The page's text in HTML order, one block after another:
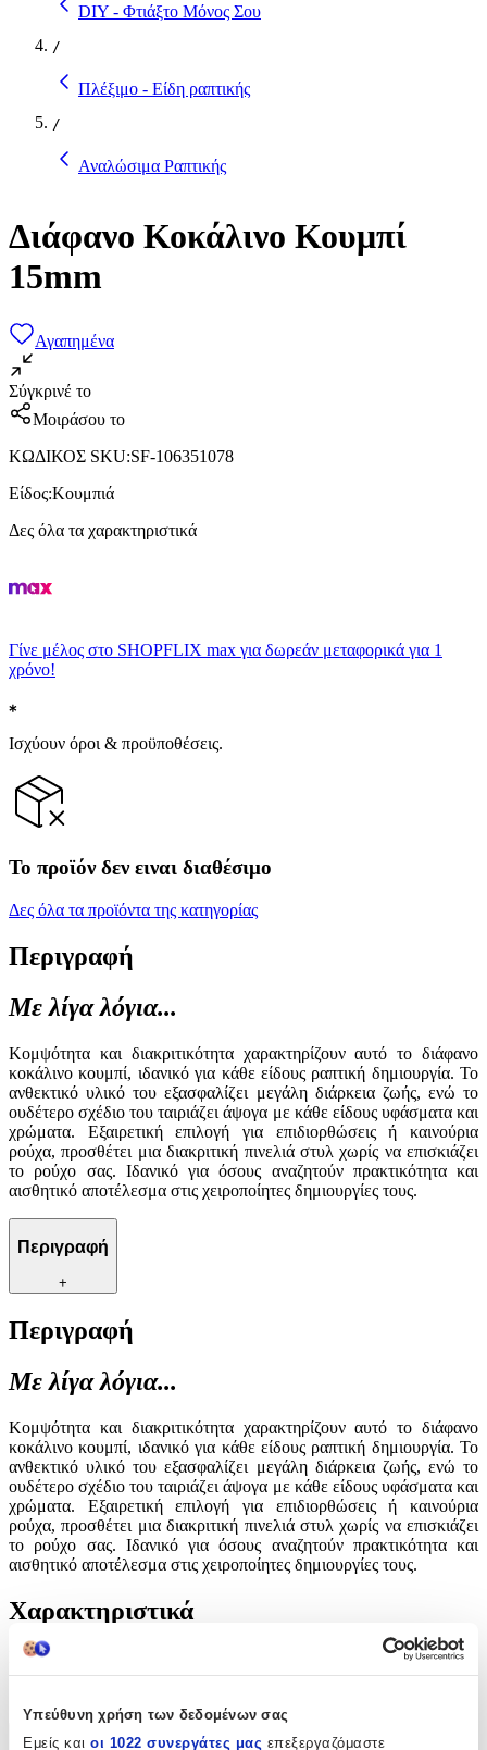
Υπεύθυνη χρήση των δεδομένων σας
Εμείς και οι 1022 συνεργάτες μας επεξεργαζόμαστε
DIY - Φτιάξτο Μόνος Σου
/
Πλέξιμο - Είδη ραπτικής
/
Αναλώσιμα Ραπτικής
Διάφανο Κοκάλινο Κουμπί
15mm
Αγαπημένα
Σύγκρινέ το
Μοιράσου το
ΚΩΔΙΚΟΣ SKU:SF-106351078
Είδος:Κουμπιά
Δες όλα τα χαρακτηριστικά
Γίνε μέλος στο SHOPFLIX max για δωρεάν μεταφορικά για 1
χρόνο!
Ισχύουν όροι & προϋποθέσεις.
Το προϊόν δεν ειναι διαθέσιμο
Δες όλα τα προϊόντα της κατηγορίας
Περιγραφή
Με λίγα λόγια...
Κομψότητα και διακριτικότητα χαρακτηρίζουν αυτό το διάφανο
κοκάλινο κουμπί, ιδανικό για κάθε είδους ραπτική δημιουργία. Το
ανθεκτικό υλικό του εξασφαλίζει μεγάλη διάρκεια ζωής, ενώ το
ουδέτερο σχέδιο του ταιριάζει άψογα με κάθε είδους υφάσματα και
χρώματα. Εξαιρετική επιλογή για επιδιορθώσεις ή καινούρια
ρούχα, προσθέτει μια διακριτική πινελιά στυλ χωρίς να επισκιάζει
το ρούχο σας. Ιδανικό για όσους αναζητούν πρακτικότητα και
αισθητικό αποτέλεσμα στις χειροποίητες δημιουργίες τους.
Περιγραφή
+
Περιγραφή
Με λίγα λόγια...
Κομψότητα και διακριτικότητα χαρακτηρίζουν αυτό το διάφανο
κοκάλινο κουμπί, ιδανικό για κάθε είδους ραπτική δημιουργία. Το
ανθεκτικό υλικό του εξασφαλίζει μεγάλη διάρκεια ζωής, ενώ το
ουδέτερο σχέδιο του ταιριάζει άψογα με κάθε είδους υφάσματα και
χρώματα. Εξαιρετική επιλογή για επιδιορθώσεις ή καινούρια
ρούχα, προσθέτει μια διακριτική πινελιά στυλ χωρίς να επισκιάζει
το ρούχο σας. Ιδανικό για όσους αναζητούν πρακτικότητα και
αισθητικό αποτέλεσμα στις χειροποίητες δημιουργίες τους.
Χαρακτηριστικά
Είδος: